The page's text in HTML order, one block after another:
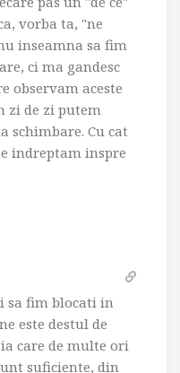
vorba ta, "ne
inseamna sa fim
ci ma gandesc
observam aceste
zi de zi putem
schimbare. Cu cat
indreptam inspre
sa fim blocati in
este destul de
care de multe ori
suficiente, din